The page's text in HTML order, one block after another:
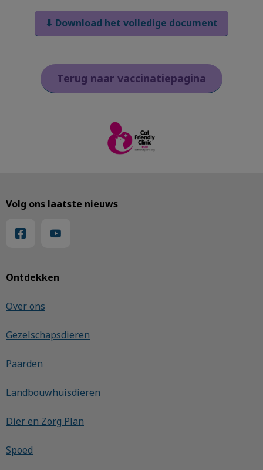
⬇ Download het volledige document
Terug naar vaccinatiepagina
Ontdekken
Over ons
Gezelschapsdieren
Paarden
Landbouwhuisdieren
Dier en Zorg Plan
Spoed
Volg ons laatste nieuws